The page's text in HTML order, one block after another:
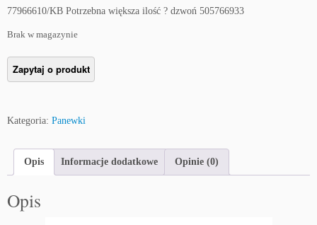
77966610/KB Potrzebna większa ilość ? dzwoń 505766933
Brak w magazynie
Kategoria: Panewki
Opis Informacje dodatkowe Opinie (0)
Opis